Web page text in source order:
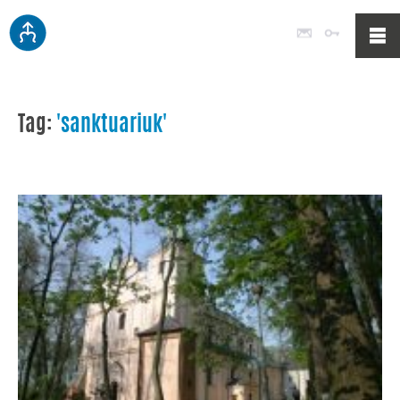
Poczta
Tag: 'sanktuariuk'